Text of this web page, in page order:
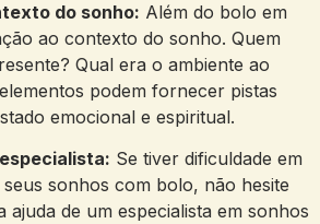
do sonho: ​Além‍ do bolo ​em
ao ⁣contexto‍ do‍ sonho.​ Quem
Qual ​era o ⁤ambiente ao
podem fornecer pistas
emocional ⁢e espiritual.
Se tiver⁢ dificuldade em
sonhos com bolo, não ​hesite
ajuda de⁣ um especialista em sonhos